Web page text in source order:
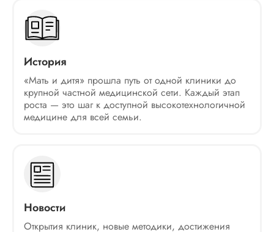
История
«Мать и дитя» прошла путь от одной клиники до
крупной частной медицинской сети. Каждый этап
роста — это шаг к доступной высокотехнологичной
медицине для всей семьи.
Новости
Открытия клиник, новые методики, достижения